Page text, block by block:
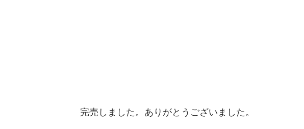
完売しました。ありがとうございました。